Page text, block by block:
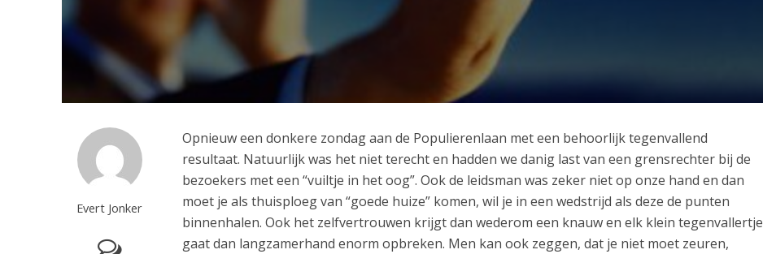
Evert Jonker
Opnieuw een donkere zondag aan de Populierenlaan met een behoorlijk tegenvallend
resultaat. Natuurlijk was het niet terecht en hadden we danig last van een grensrechter bij de
bezoekers met een “vuiltje in het oog”. Ook de leidsman was zeker niet op onze hand en dan
moet je als thuisploeg van “goede huize” komen, wil je in een wedstrijd als deze de punten
binnenhalen. Ook het zelfvertrouwen krijgt dan wederom een knauw en elk klein tegenvallertje
gaat dan langzamerhand enorm opbreken. Men kan ook zeggen, dat je niet moet zeuren,